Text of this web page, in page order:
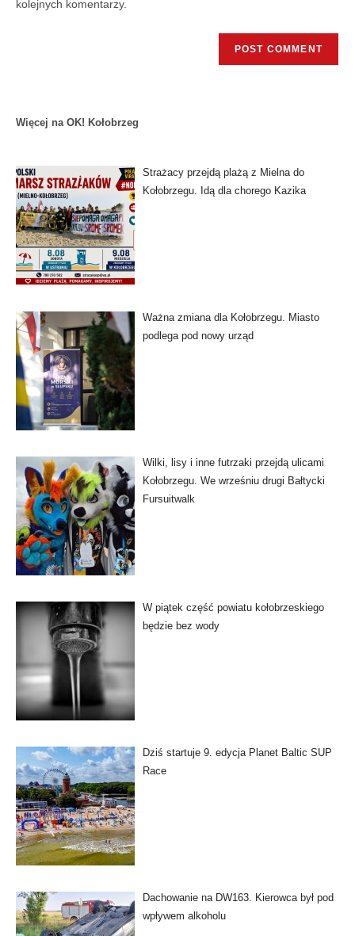
kolejnych komentarzy.
Więcej na OK! Kołobrzeg
Strażacy przejdą plażą z Mielna do
Kołobrzegu. Idą dla chorego Kazika
Ważna zmiana dla Kołobrzegu. Miasto
podlega pod nowy urząd
Wilki, lisy i inne futrzaki przejdą ulicami
Kołobrzegu. We wrześniu drugi Bałtycki
Fursuitwalk
W piątek część powiatu kołobrzeskiego
będzie bez wody
Dziś startuje 9. edycja Planet Baltic SUP
Race
Dachowanie na DW163. Kierowca był pod
wpływem alkoholu